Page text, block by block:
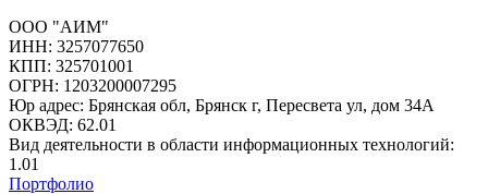
ООО "АИМ"
ИНН: 3257077650
КПП: 325701001
ОГРН: 1203200007295
Юр адрес: Брянская обл, Брянск г, Пересвета ул, дом 34А
ОКВЭД: 62.01
Вид деятельности в области информационных технологий:
1.01
Портфолио